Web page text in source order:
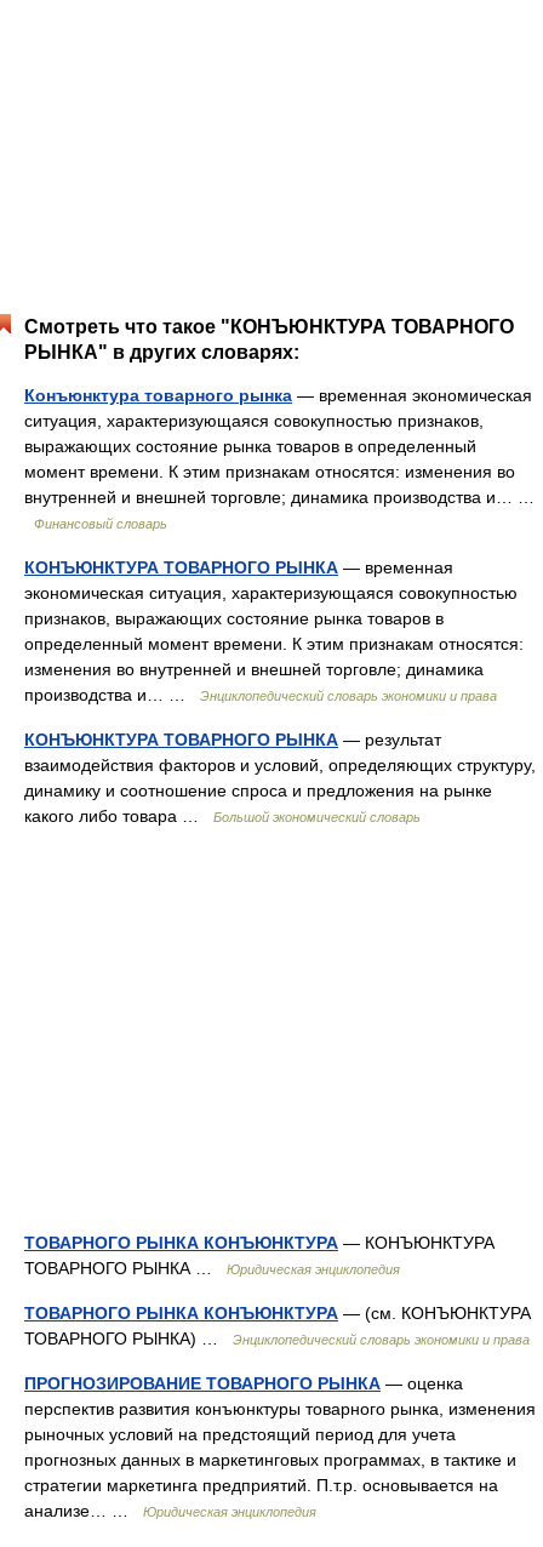
Смотреть что такое "КОНЪЮНКТУРА ТОВАРНОГО
РЫНКА" в других словарях:
Конъюнктура товарного рынка — временная экономическая
ситуация, характеризующаяся совокупностью признаков,
выражающих состояние рынка товаров в определенный
момент времени. К этим признакам относятся: изменения во
внутренней и внешней торговле; динамика производства и… …
Финансовый словарь
КОНЪЮНКТУРА ТОВАРНОГО РЫНКА — временная
экономическая ситуация, характеризующаяся совокупностью
признаков, выражающих состояние рынка товаров в
определенный момент времени. К этим признакам относятся:
изменения во внутренней и внешней торговле; динамика
производства и… …
Энциклопедический словарь экономики и права
КОНЪЮНКТУРА ТОВАРНОГО РЫНКА — результат
взаимодействия факторов и условий, определяющих структуру,
динамику и соотношение спроса и предложения на рынке
какого либо товара …
Большой экономический словарь
ТОВАРНОГО РЫНКА КОНЪЮНКТУРА — КОНЪЮНКТУРА
ТОВАРНОГО РЫНКА …
Юридическая энциклопедия
ТОВАРНОГО РЫНКА КОНЪЮНКТУРА — (см. КОНЪЮНКТУРА
ТОВАРНОГО РЫНКА) …
Энциклопедический словарь экономики и права
ПРОГНОЗИРОВАНИЕ ТОВАРНОГО РЫНКА — оценка
перспектив развития конъюнктуры товарного рынка, изменения
рыночных условий на предстоящий период для учета
прогнозных данных в маркетинговых программах, в тактике и
стратегии маркетинга предприятий. П.т.р. основывается на
анализе… …
Юридическая энциклопедия